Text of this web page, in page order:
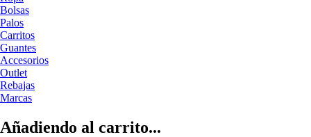
Bolsas
Palos
Carritos
Guantes
Accesorios
Outlet
Rebajas
Marcas
Añadiendo al carrito...